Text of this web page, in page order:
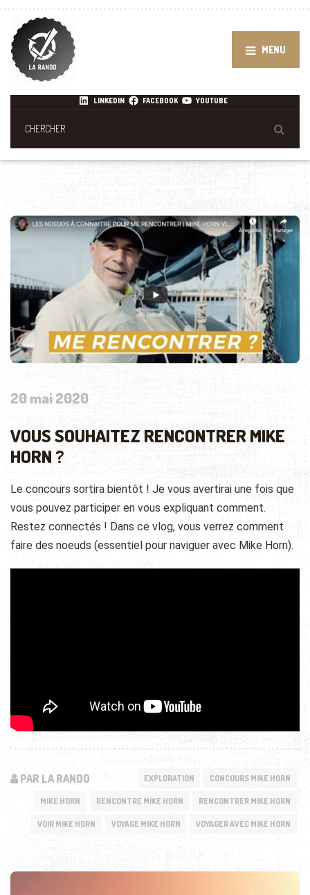
MENU
LINKEDIN FACEBOOK YOUTUBE
20 mai 2020
VOUS SOUHAITEZ RENCONTRER MIKE
HORN ?
Le concours sortira bientôt ! Je vous avertirai une fois que
vous pouvez participer en vous expliquant comment.
Restez connectés ! Dans ce vlog, vous verrez comment
faire des noeuds (essentiel pour naviguer avec Mike Horn).
PAR LA RANDO EXPLORATION CONCOURS MIKE HORN
MIKE HORN RENCONTRE MIKE HORN RENCONTRER MIKE HORN
VOIR MIKE HORN VOYAGE MIKE HORN VOYAGER AVEC MIKE HORN